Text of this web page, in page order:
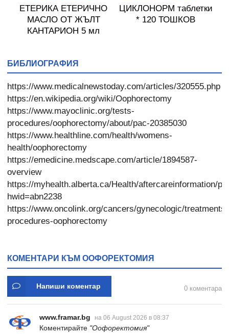
ЕТЕРИКА ЕТЕРИЧНО
МАСЛО ОТ ЖЪЛТ
КАНТАРИОН 5 мл
ЦИКЛОНОРМ таблетки
* 120 ТОШКОВ
БИБЛИОГРАФИЯ
https://www.medicalnewstoday.com/articles/320555.php
https://en.wikipedia.org/wiki/Oophorectomy
https://www.mayoclinic.org/tests-
procedures/oophorectomy/about/pac-20385030
https://www.healthline.com/health/womens-
health/oophorectomy
https://emedicine.medscape.com/article/1894587-
overview
https://myhealth.alberta.ca/Health/aftercareinformation/
hwid=abn2238
https://www.oncolink.org/cancers/gynecologic/
procedures-oophorectomy
КОМЕНТАРИ КЪМ ООФОРЕКТОМИЯ
Напиши коментар 0 коментара
www.framar.bg на 06 August 2026 в 08:37
Коментирайте "Оофоректомия"